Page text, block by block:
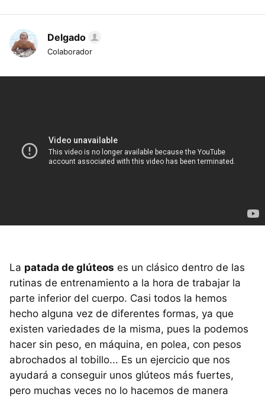
Delgado
Colaborador
La patada de glúteos es un clásico dentro de las
rutinas de entrenamiento a la hora de trabajar la
parte inferior del cuerpo. Casi todos la hemos
hecho alguna vez de diferentes formas, ya que
existen variedades de la misma, pues la podemos
hacer sin peso, en máquina, en polea, con pesos
abrochados al tobillo... Es un ejercicio que nos
ayudará a conseguir unos glúteos más fuertes,
pero muchas veces no lo hacemos de manera